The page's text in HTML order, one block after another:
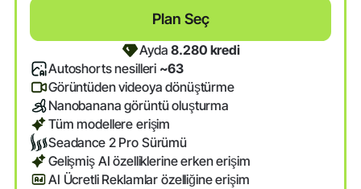
Plan Seç
Ayda8.280 kredi
Autoshorts nesilleri ~63
Görüntüden videoya dönüştürme
Nanobanana görüntü oluşturma
Tüm modellere erişim
Seadance 2 Pro Sürümü
Gelişmiş AI özelliklerine erken erişim
AI Ücretli Reklamlar özelliğine erişim